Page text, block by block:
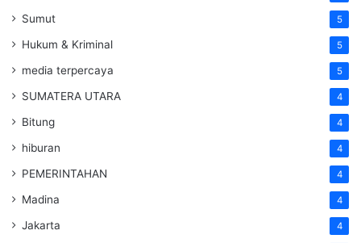
Sumut 5
Hukum & Kriminal 5
media terpercaya 5
SUMATERA UTARA 4
Bitung 4
hiburan 4
PEMERINTAHAN 4
Madina 4
Jakarta 4